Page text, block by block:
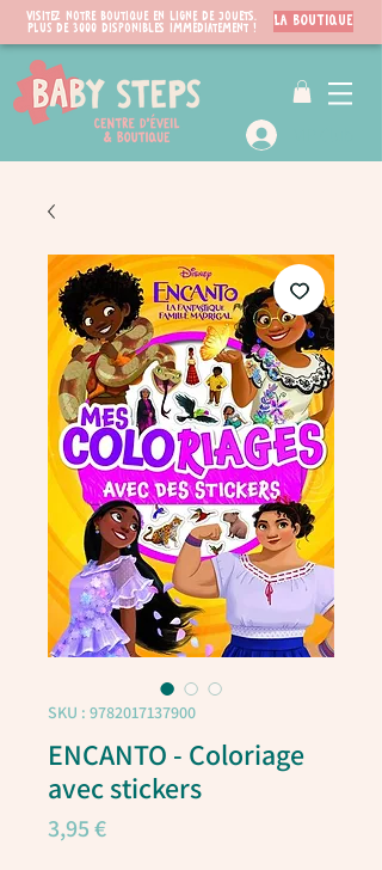
Visitez notre boutique en ligne de jouets.
PLUS de 3000 disponibles immédiatement !
LA BOUTIQUE
SKU : 9782017137900
ENCANTO - Coloriage
avec stickers
3,95 €Prix